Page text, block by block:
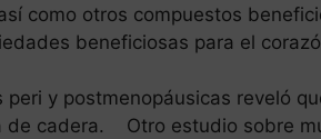
como otros compuestos
beneficiosas para el
y postmenopáusicas reveló
de cadera. Otro estudio sobre